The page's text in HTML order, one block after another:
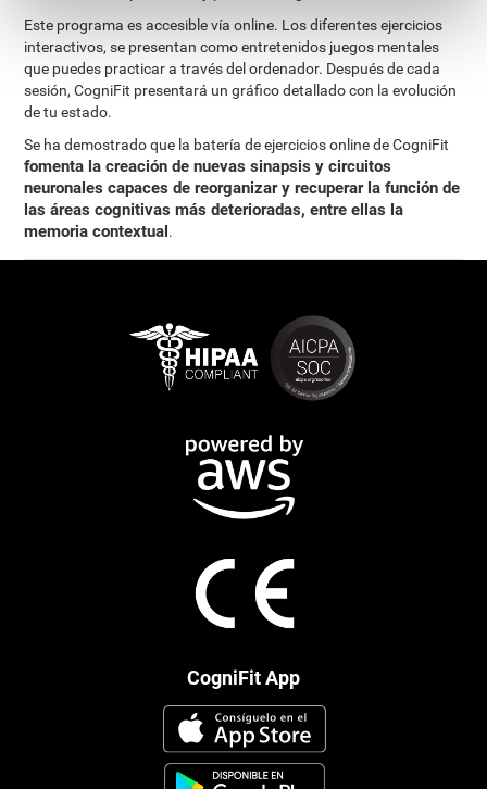
Este programa es accesible vía online. Los diferentes ejercicios
interactivos, se presentan como entretenidos juegos mentales
que puedes practicar a través del ordenador. Después de cada
sesión, CogniFit presentará un gráfico detallado con la evolución
de tu estado.
Se ha demostrado que la batería de ejercicios online de CogniFit
fomenta la creación de nuevas sinapsis y circuitos
neuronales capaces de reorganizar y recuperar la función de
las áreas cognitivas más deterioradas, entre ellas la
memoria contextual.
CogniFit App